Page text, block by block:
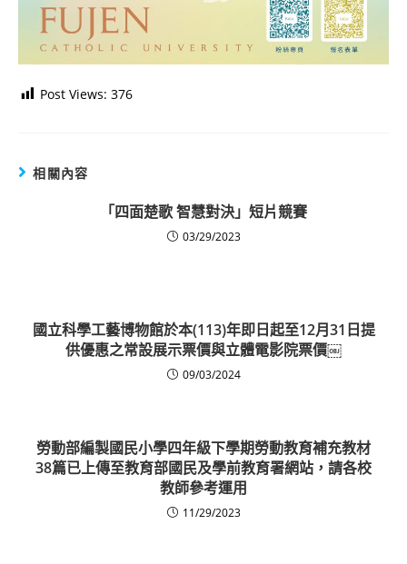
Post Views: 376
相關內容
「四面楚歌 智慧對決」短片競賽
03/29/2023
國立科學工藝博物館於本(113)年即日起至12月31日提
供優惠之常設展示票價與立體電影院票價￼
09/03/2024
勞動部編製國民小學四年級下學期勞動教育補充教材
38篇已上傳至教育部國民及學前教育署網站，請各校
教師參考運用
11/29/2023